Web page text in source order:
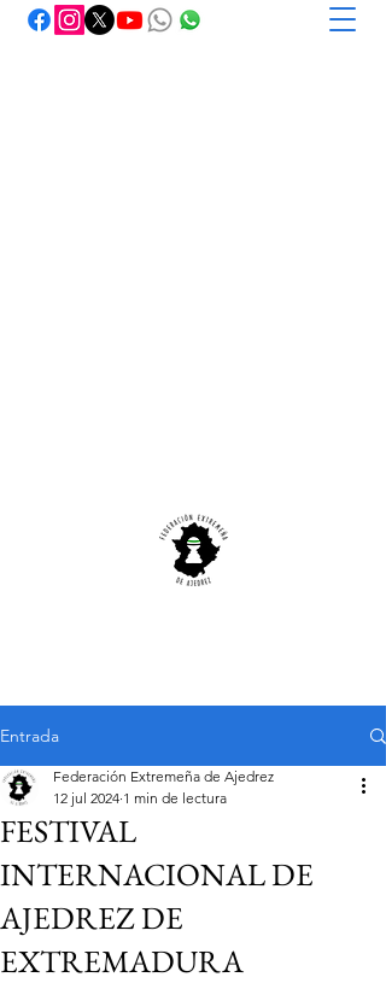
Entrada
FESTIVAL
INTERNACIONAL DE
AJEDREZ DE
EXTREMADURA
Federación Extremeña de Ajedrez
12 jul 2024 1 min de lectura